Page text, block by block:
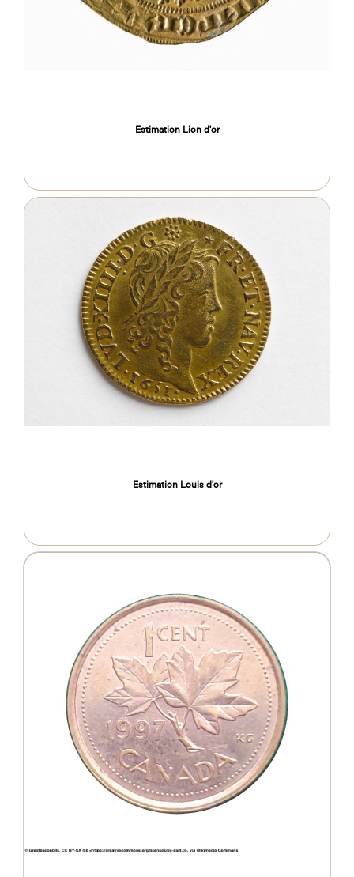
Estimation Lion d'or
Estimation Louis d'or